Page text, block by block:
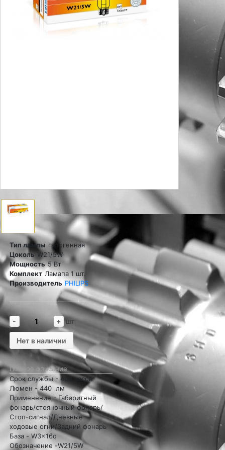
Тип лампы галогенная
Цоколь W21/5W
Мощность 5 Вт
Комплект Ламапа 1 шт.
Производитель PHILIPS
- + шт
Нет в наличии
Полное описание
Cрок службы - 400 часов
Люмен - 440 лм
Применение - Габаритный
фонарь/стояночный фонарь/
Стоп-сигнал/Дневные
ходовые огни/Задний фонарь
База - W3x16q
Обозначение -W21/5W